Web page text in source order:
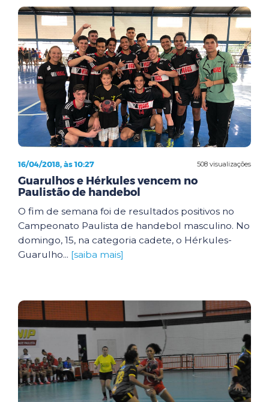
508 visualizações
16/04/2018, às 10:27
Guarulhos e Hérkules vencem no
Paulistão de handebol
O fim de semana foi de resultados positivos no
Campeonato Paulista de handebol masculino. No
domingo, 15, na categoria cadete, o Hérkules-
Guarulho... [saiba mais]